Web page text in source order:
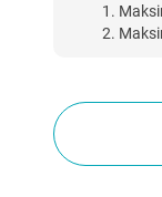
1.
2.